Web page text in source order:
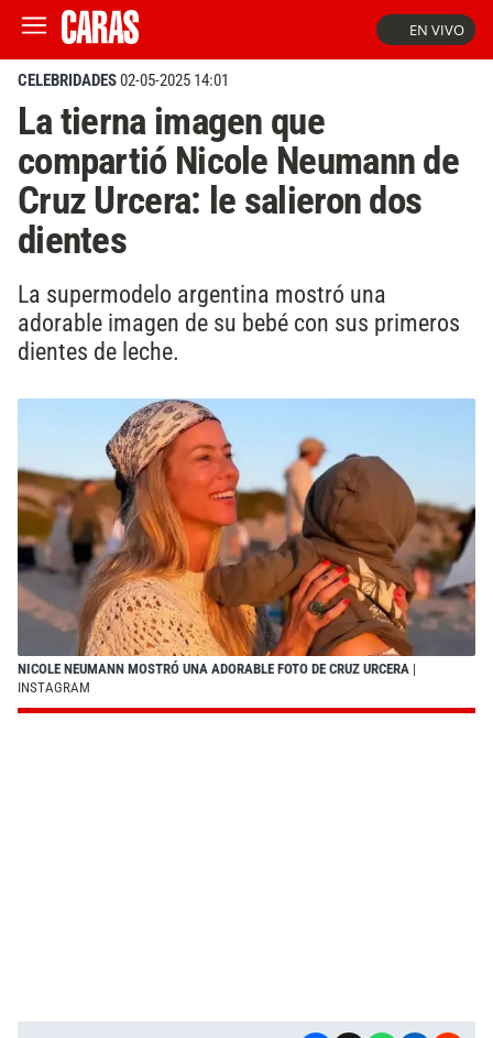
EN VIVO
CELEBRIDADES02-05-2025 14:01
La tierna imagen que
compartió Nicole Neumann de
Cruz Urcera: le salieron dos
dientes
La supermodelo argentina mostró una
adorable imagen de su bebé con sus primeros
dientes de leche.
NICOLE NEUMANN MOSTRÓ UNA ADORABLE FOTO DE CRUZ URCERA |
INSTAGRAM